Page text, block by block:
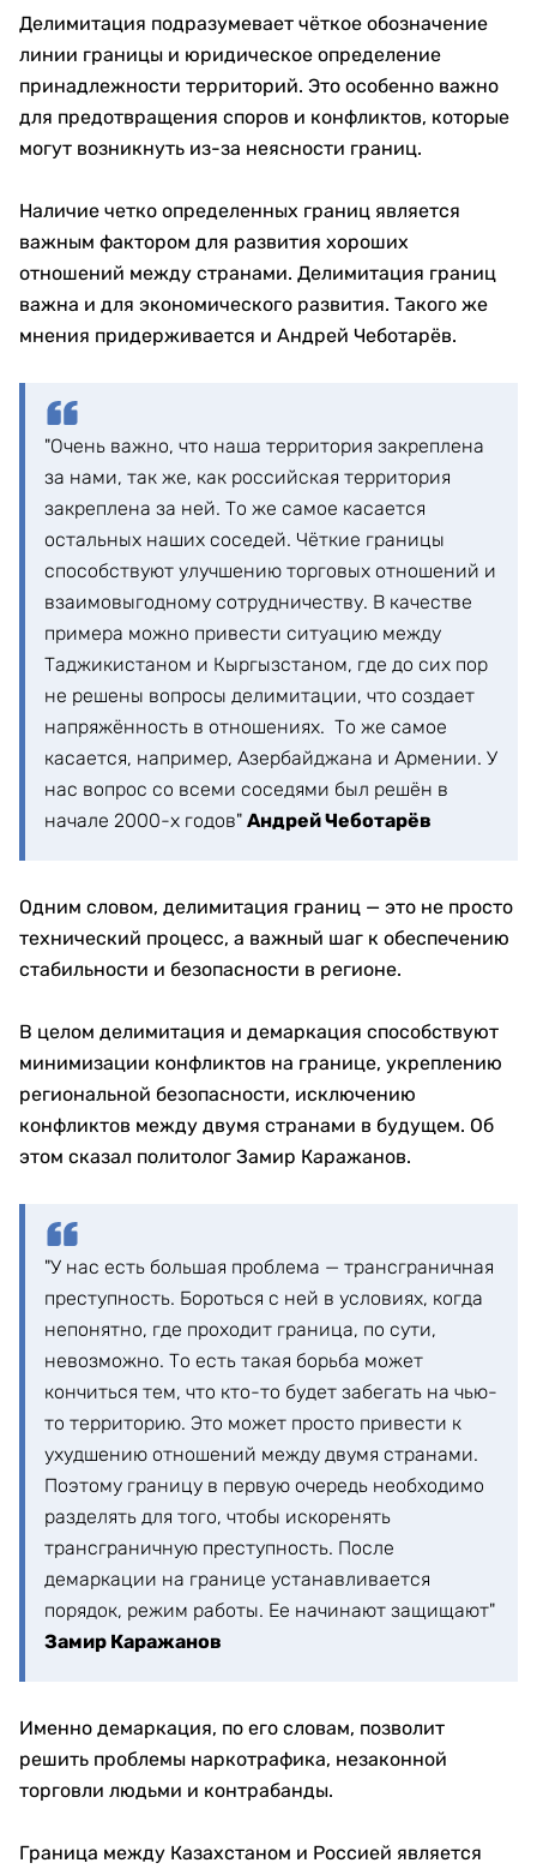
Делимитация подразумевает чёткое обозначение
линии границы и юридическое определение
принадлежности территорий. Это особенно важно
для предотвращения споров и конфликтов, которые
могут возникнуть из-за неясности границ.
Наличие четко определенных границ является
важным фактором для развития хороших
отношений между странами. Делимитация границ
важна и для экономического развития. Такого же
мнения придерживается и Андрей Чеботарёв.
"Очень важно, что наша территория закреплена
за нами, так же, как российская территория
закреплена за ней. То же самое касается
остальных наших соседей. Чёткие границы
способствуют улучшению торговых отношений и
взаимовыгодному сотрудничеству. В качестве
примера можно привести ситуацию между
Таджикистаном и Кыргызстаном, где до сих пор
не решены вопросы делимитации, что создает
напряжённость в отношениях. То же самое
касается, например, Азербайджана и Армении. У
нас вопрос со всеми соседями был решён в
начале 2000-х годов" Андрей Чеботарёв
Одним словом, делимитация границ — это не просто
технический процесс, а важный шаг к обеспечению
стабильности и безопасности в регионе.
В целом делимитация и демаркация способствуют
минимизации конфликтов на границе, укреплению
региональной безопасности, исключению
конфликтов между двумя странами в будущем. Об
этом сказал политолог Замир Каражанов.
"У нас есть большая проблема — трансграничная
преступность. Бороться с ней в условиях, когда
непонятно, где проходит граница, по сути,
невозможно. То есть такая борьба может
кончиться тем, что кто-то будет забегать на чью-
то территорию. Это может просто привести к
ухудшению отношений между двумя странами.
Поэтому границу в первую очередь необходимо
разделять для того, чтобы искоренять
трансграничную преступность. После
демаркации на границе устанавливается
порядок, режим работы. Ее начинают защищают"
Замир Каражанов
Именно демаркация, по его словам, позволит
решить проблемы наркотрафика, незаконной
торговли людьми и контрабанды.
Граница между Казахстаном и Россией является